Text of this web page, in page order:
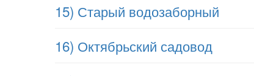
15) Старый водозаборный
16) Октябрьский садовод